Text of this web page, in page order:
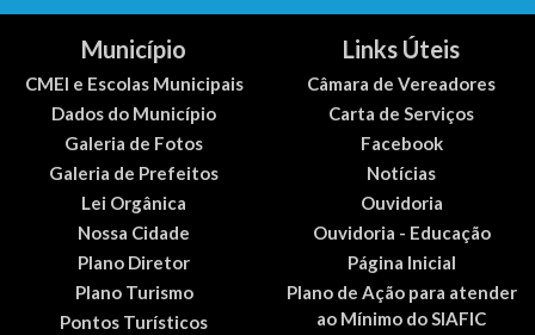
Município
CMEI e Escolas Municipais
Dados do Município
Galeria de Fotos
Galeria de Prefeitos
Lei Orgânica
Nossa Cidade
Plano Diretor
Plano Turismo
Pontos Turísticos
Links Úteis
Câmara de Vereadores
Carta de Serviços
Facebook
Notícias
Ouvidoria
Ouvidoria - Educação
Página Inicial
Plano de Ação para atender
ao Mínimo do SIAFIC